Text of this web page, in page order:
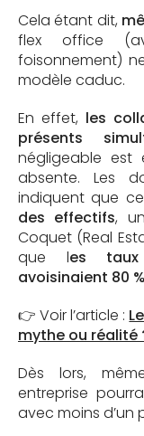
Cela étant dit,
flex office
foisonnement)
modèle caduc.
En effet, les
présents
négligeable est
absente. Les
indiquent que
des effectifs,
Coquet (Real
que les taux
avoisinaient 80
👉 Voir l’article :
mythe ou réalité
Dès lors,
entreprise
avec moins